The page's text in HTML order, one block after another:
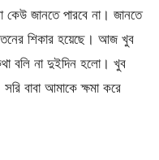
জানতে পারবে না। জানতে
শিকার হয়েছে। আজ খুব
বলি না দুইদিন হলো। খুব
বাবা আমাকে ক্ষমা করে